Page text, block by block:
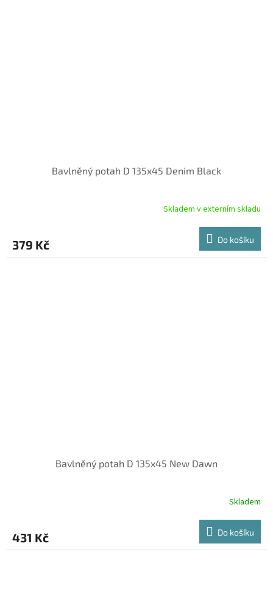
Bavlněný potah D 135x45 Denim Black
Skladem v externím skladu
379 Kč Do košíku
Bavlněný potah D 135x45 New Dawn
Skladem
431 Kč Do košíku